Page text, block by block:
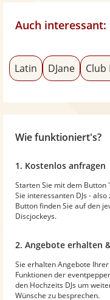
Auch interessant:
Latin DJane Club
Wie funktioniert's?
1. Kostenlos anfragen
Starten Sie mit dem
Sie interessanten DJs -
Button finden Sie auf den
Discjockeys.
2. Angebote erhalten
Sie erhalten Angebote
Funktionen der
den Hochzeits DJs um
Wünsche zu besprechen.